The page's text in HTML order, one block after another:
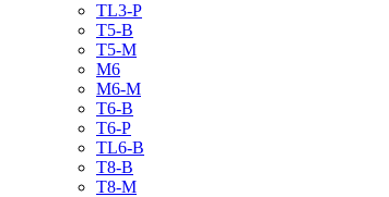
TL3-P
T5-B
T5-M
M6
M6-M
T6-B
T6-P
TL6-B
T8-B
T8-M